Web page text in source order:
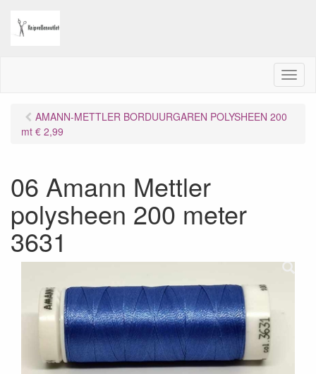
M
e
AMANN-METTLER BORDUURGAREN POLYSHEEN 200
mt € 2,99
06 Amann Mettler
polysheen 200 meter
3631